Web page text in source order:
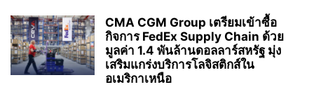
CMA CGM Group เตรียมเข้าซื้อ
กิจการ FedEx Supply Chain ด้วย
มูลค่า 1.4 พันล้านดอลลาร์สหรัฐ มุ่ง
เสริมแกร่งบริการโลจิสติกส์ใน
อเมริกาเหนือ